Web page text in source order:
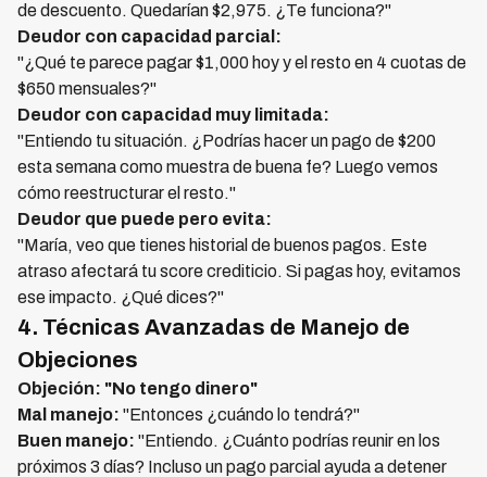
de descuento. Quedarían $2,975. ¿Te funciona?"
Deudor con capacidad parcial:
"¿Qué te parece pagar $1,000 hoy y el resto en 4 cuotas de
$650 mensuales?"
Deudor con capacidad muy limitada:
"Entiendo tu situación. ¿Podrías hacer un pago de $200
esta semana como muestra de buena fe? Luego vemos
cómo reestructurar el resto."
Deudor que puede pero evita:
"María, veo que tienes historial de buenos pagos. Este
atraso afectará tu score crediticio. Si pagas hoy, evitamos
ese impacto. ¿Qué dices?"
4. Técnicas Avanzadas de Manejo de
Objeciones
Objeción: "No tengo dinero"
Mal manejo: "Entonces ¿cuándo lo tendrá?"
Buen manejo: "Entiendo. ¿Cuánto podrías reunir en los
próximos 3 días? Incluso un pago parcial ayuda a detener